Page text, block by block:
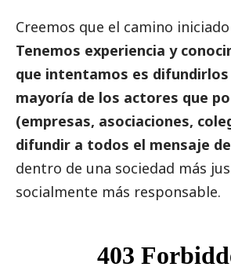
Creemos que el camino
Tenemos experiencia y
que intentamos es
mayoría de los actores que
(empresas, asociaciones,
difundir a todos el mensaje
dentro de una sociedad más
socialmente más responsable.